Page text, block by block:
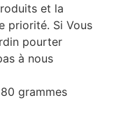
et la
priorité. Si Vous
pourter
à nous
grammes